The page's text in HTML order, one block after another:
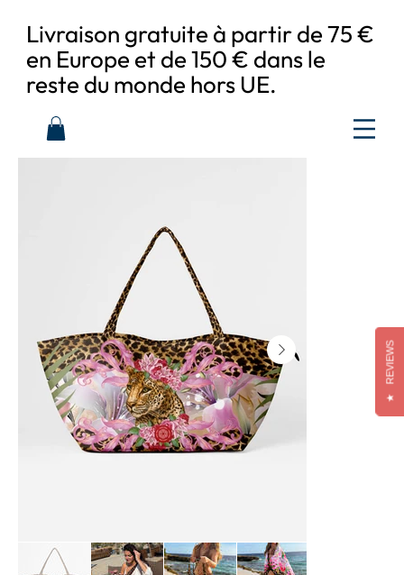
Livraison gratuite à partir de 75 €
en Europe et de 150 € dans le
reste du monde hors UE.
★
REVIEWS